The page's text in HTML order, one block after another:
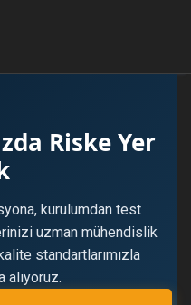
Riske Yer
kurulumdan test
uzman mühendislik
standartlarımızla
alıyoruz.